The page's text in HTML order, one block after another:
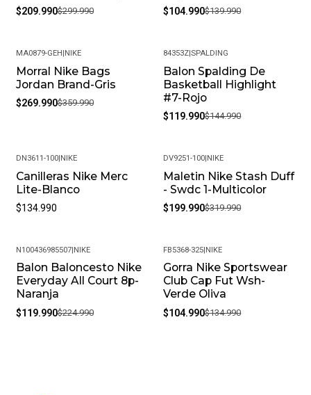
$209.990$299.990 $104.990$139.990
-25%
MA0879-GEH|NIKE
Morral Nike Bags
Jordan Brand-Gris
$269.990$359.990
-17%
84353Z|SPALDING
Balon Spalding De
Basketball Highlight
#7-Rojo
$119.990$144.990
DN3611-100|NIKE
Canilleras Nike Merc
Lite-Blanco
$134.990
-38%
DV9251-100|NIKE
Maletin Nike Stash Duff
- Swdc 1-Multicolor
$199.990$319.990
-47%
N100436985507|NIKE
Balon Baloncesto Nike
Everyday All Court 8p-
Naranja
$119.990$224.990
-22%
FB5368-325|NIKE
Gorra Nike Sportswear
Club Cap Fut Wsh-
Verde Oliva
$104.990$134.990